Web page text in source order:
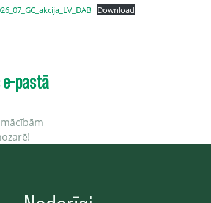
Download
pastā